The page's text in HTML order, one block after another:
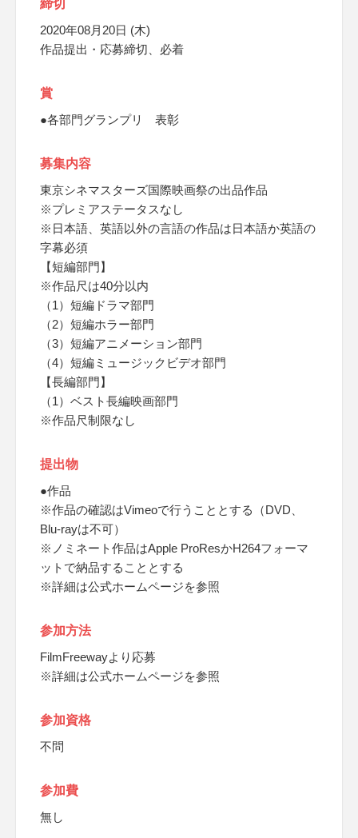
締切
2020年08月20日 (木)
作品提出・応募締切、必着
賞
●各部門グランプリ 表彰
募集内容
東京シネマスターズ国際映画祭の出品作品
※プレミアステータスなし
※日本語、英語以外の言語の作品は日本語か英語の
字幕必須
【短編部門】
※作品尺は40分以内
（1）短編ドラマ部門
（2）短編ホラー部門
（3）短編アニメーション部門
（4）短編ミュージックビデオ部門
【長編部門】
（1）ベスト長編映画部門
​※作品尺制限なし
提出物
●作品
※作品の確認はVimeoで行うこととする（DVD、
Blu-rayは不可）
※ノミネート作品はApple ProResかH264フォーマ
ットで納品することとする
※詳細は公式ホームページを参照
参加方法
FilmFreewayより応募
※詳細は公式ホームページを参照
参加資格
不問
参加費
無し